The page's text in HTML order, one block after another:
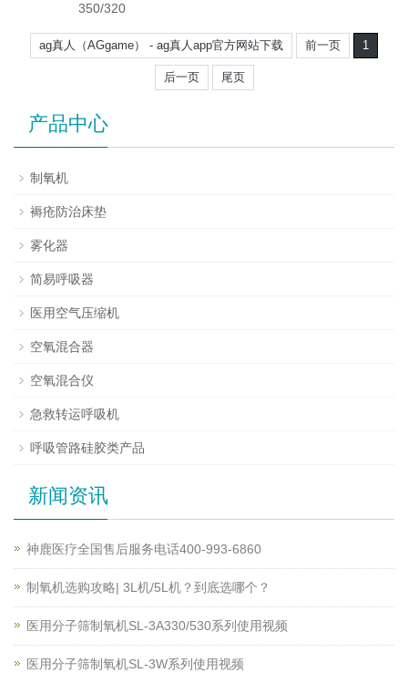
350/320
ag真人（AGgame） - ag真人app官方网站下载 前一页 1
后一页 尾页
产品中心
制氧机
褥疮防治床垫
雾化器
简易呼吸器
医用空气压缩机
空氧混合器
空氧混合仪
急救转运呼吸机
呼吸管路硅胶类产品
新闻资讯
神鹿医疗全国售后服务电话400-993-6860
制氧机选购攻略| 3L机/5L机？到底选哪个？
医用分子筛制氧机SL-3A330/530系列使用视频
医用分子筛制氧机SL-3W系列使用视频